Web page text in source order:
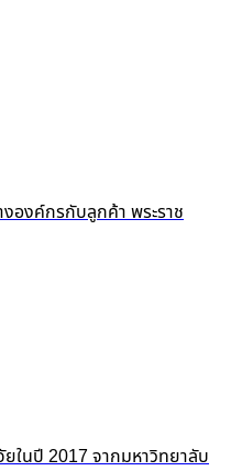
องค์กรกับลูกค้า พระราช
ในปี 2017 จากมหาวิทยาลับ